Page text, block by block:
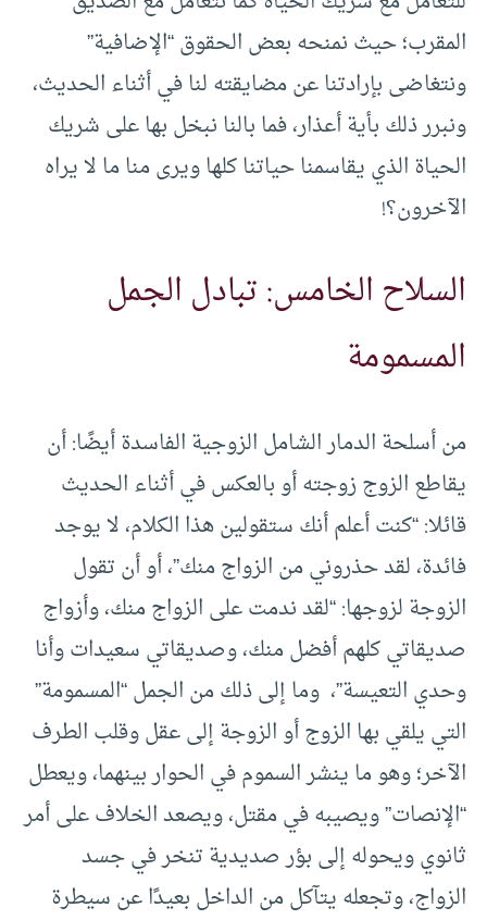
المقرب؛ حيث نمنحه بعض الحقوق “الإضافية”
ونتغاضى بإرادتنا عن مضايقته لنا في أثناء الحديث،
ونبرر ذلك بأية أعذار، فما بالنا نبخل بها على شريك
الحياة الذي يقاسمنا حياتنا كلها ويرى منا ما لا يراه
الآخرون؟!
السلاح الخامس: تبادل الجمل
المسمومة
من أسلحة الدمار الشامل الزوجية الفاسدة أيضًا: أن
يقاطع الزوج زوجته أو بالعكس في أثناء الحديث
قائلا: “كنت أعلم أنك ستقولين هذا الكلام، لا يوجد
فائدة، لقد حذروني من الزواج منك”، أو أن تقول
الزوجة لزوجها: “لقد ندمت على الزواج منك، وأزواج
صديقاتي كلهم أفضل منك، وصديقاتي سعيدات وأنا
وحدي التعيسة”، وما إلى ذلك من الجمل “المسمومة”
التي يلقي بها الزوج أو الزوجة إلى عقل وقلب الطرف
الآخر؛ وهو ما ينشر السموم في الحوار بينهما، ويعطل
“الإنصات” ويصيبه في مقتل، ويصعد الخلاف على أمر
ثانوي ويحوله إلى بؤر صديدية تنخر في جسد
الزواج، وتجعله يتآكل من الداخل بعيدًا عن سيطرة